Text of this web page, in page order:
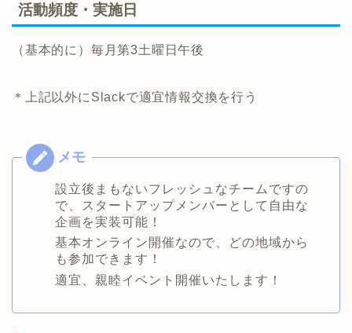
活動頻度・実施日
（基本的に）毎月第3土曜日午後
＊上記以外にSlackで適宜情報交換を行う
設立後まもないフレッシュなチームですの
で、スタートアップメンバーとして自由な
企画を実装可能！
基本オンライン開催なので、どの地域から
も参加できます！
適宜、親睦イベント開催いたします！